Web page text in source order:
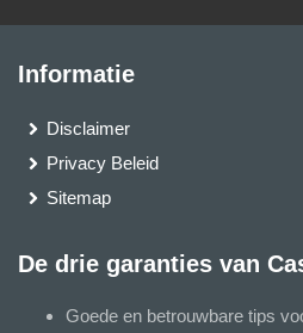
Informatie
Disclaimer
Privacy Beleid
Sitemap
De drie garanties van
Goede en betrouwbare tips